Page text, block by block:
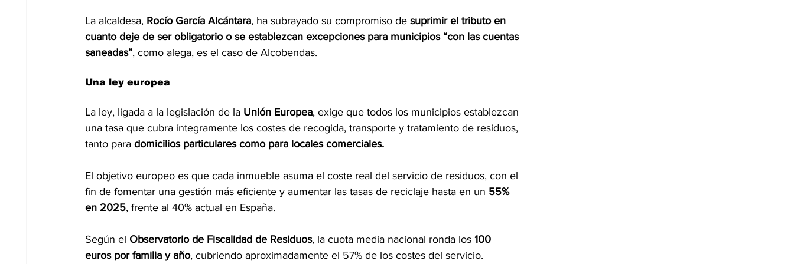
La alcaldesa, Rocío García Alcántara, ha subrayado su compromiso de suprimir el tributo en
cuanto deje de ser obligatorio o se establezcan excepciones para municipios “con las cuentas
saneadas”, como alega, es el caso de Alcobendas.
Una ley europea
La ley, ligada a la legislación de la Unión Europea, exige que todos los municipios establezcan
una tasa que cubra íntegramente los costes de recogida, transporte y tratamiento de residuos,
tanto para domicilios particulares como para locales comerciales.
El objetivo europeo es que cada inmueble asuma el coste real del servicio de residuos, con el
fin de fomentar una gestión más eficiente y aumentar las tasas de reciclaje hasta en un 55%
en 2025, frente al 40% actual en España.
Según el Observatorio de Fiscalidad de Residuos, la cuota media nacional ronda los 100
euros por familia y año, cubriendo aproximadamente el 57% de los costes del servicio.